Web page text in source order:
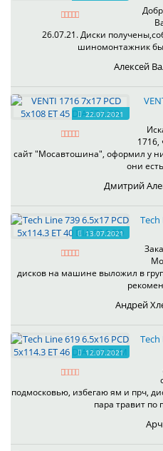
26.07.21. Диски
шиномонтажник
Алексей
22.07.2021
1716,
сайт "Мосавтошина", оформил у
они
Дмитрий
13.07.2021
Tech
дисков на машине выложил в
Андрей
12.07.2021
Tech
подмосковью, избегаю ям и прч,
пара травит по